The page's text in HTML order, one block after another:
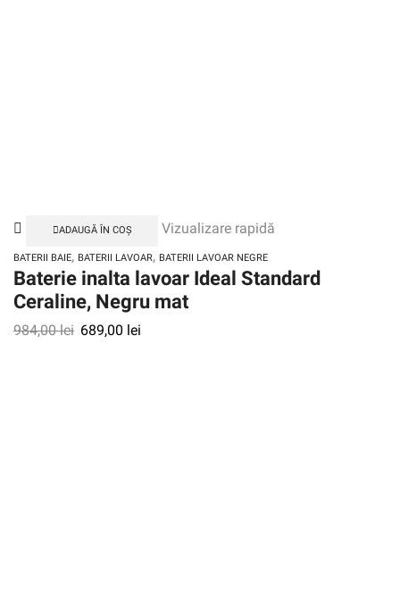
ADAUGĂ ÎN COȘ Vizualizare rapidă
BATERII BAIE, BATERII LAVOAR, BATERII LAVOAR NEGRE
Baterie inalta lavoar Ideal Standard
Ceraline, Negru mat
984,00lei 689,00 lei